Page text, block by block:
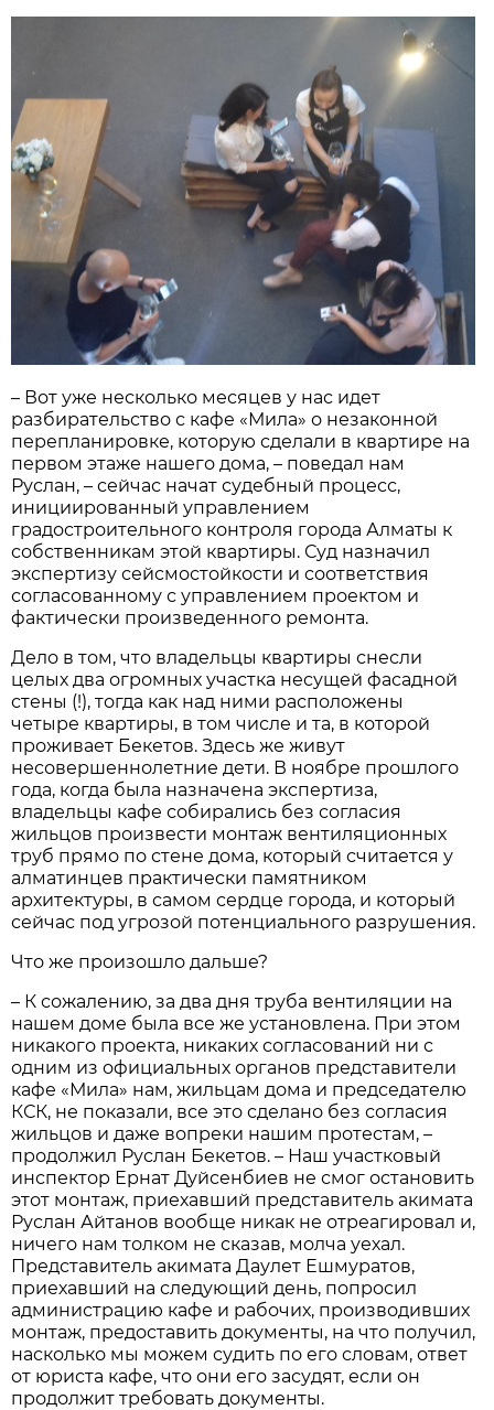
– Вот уже несколько месяцев у нас идет
разбирательство с кафе «Мила» о незаконной
перепланировке, которую сделали в квартире на
первом этаже нашего дома, – поведал нам
Руслан, – сейчас начат судебный процесс,
инициированный управлением
градостроительного контроля города Алматы к
собственникам этой квартиры. Суд назначил
экспертизу сейсмостойкости и соответствия
согласованному с управлением проектом и
фактически произведенного ремонта.
Дело в том, что владельцы квартиры снесли
целых два огромных участка несущей фасадной
стены (!), тогда как над ними расположены
четыре квартиры, в том числе и та, в которой
проживает Бекетов. Здесь же живут
несовершеннолетние дети. В ноябре прошлого
года, когда была назначена экспертиза,
владельцы кафе собирались без согласия
жильцов произвести монтаж вентиляционных
труб прямо по стене дома, который считается у
алматинцев практически памятником
архитектуры, в самом сердце города, и который
сейчас под угрозой потенциального разрушения.
Что же произошло дальше?
– К сожалению, за два дня труба вентиляции на
нашем доме была все же установлена. При этом
никакого проекта, никаких согласований ни с
одним из официальных органов представители
кафе «Мила» нам, жильцам дома и председателю
КСК, не показали, все это сделано без согласия
жильцов и даже вопреки нашим протестам, –
продолжил Руслан Бекетов. – Наш участковый
инспектор Ернат Дуйсенбиев не смог остановить
этот монтаж, приехавший представитель акимата
Руслан Айтанов вообще никак не отреагировал и,
ничего нам толком не сказав, молча уехал.
Представитель акимата Даулет Ешмуратов,
приехавший на следующий день, попросил
администрацию кафе и рабочих, производивших
монтаж, предоставить документы, на что получил,
насколько мы можем судить по его словам, ответ
от юриста кафе, что они его засудят, если он
продолжит требовать документы.